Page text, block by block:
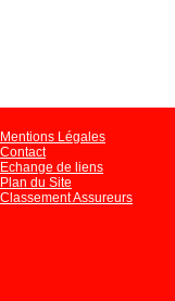
Mentions Légales
Contact
Echange de liens
Plan du Site
Classement Assureurs